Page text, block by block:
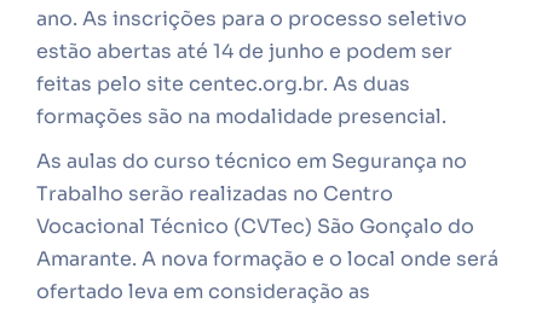
ano. As inscrições para o processo seletivo
estão abertas até 14 de junho e podem ser
feitas pelo site centec.org.br. As duas
formações são na modalidade presencial.
As aulas do curso técnico em Segurança no
Trabalho serão realizadas no Centro
Vocacional Técnico (CVTec) São Gonçalo do
Amarante. A nova formação e o local onde será
ofertado leva em consideração as